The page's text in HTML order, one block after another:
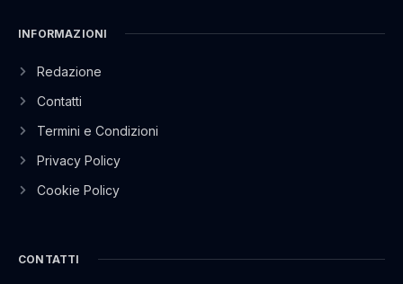
INFORMAZIONI
Redazione
Contatti
Termini e Condizioni
Privacy Policy
Cookie Policy
CONTATTI